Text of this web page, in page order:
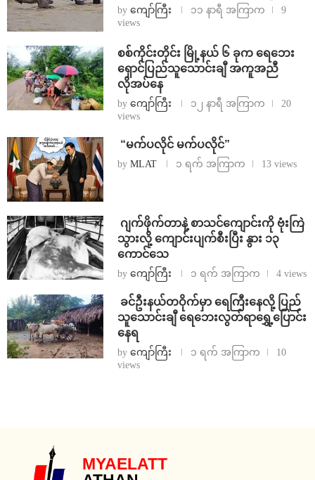
by ကျော်ကြီး ၁၁ နာရီ အကြာက
9
views
စစ်ကိုင်းတိုင်း မြို့နယ် ၆ ခုက ရေဘေး
ရှောင်ပြည်သူသောင်းချီ အကူအညီ
လိုအပ်နေ
by ကျော်ကြီး ၁၂ နာရီ အကြာက
20
views
⁨ ⁨“မက်ပလိုင် မက်ပလိုင်”
by MLAT ၁ ရက် အကြာက 13 views
⁨⁩ ⁨ဂျက်ဖိုက်တာနဲ့ စာသင်ကျောင်းကို ဗုံးကြဲ
သွားလို့ ကျောင်းပျက်စီးပြီး နွား ၁၃
ကောင်သေ
by ကျော်ကြီး ၁ ရက် အကြာက 4 views
⁩ ⁨ခင်ဦးနယ်တဝိုက်မှာ ရေကြီးနေလို့ ပြည်
သူသောင်းချီ ရေဘေးလွတ်ရာရွှေ့ပြောင်း
နေရ
by ကျော်ကြီး ၁ ရက် အကြာက
10
views
MYAELATT